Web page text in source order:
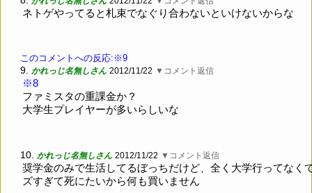
ネトゲやってると札束でなぐり合わないといけないからな
このコメントへの反応:※9
9. かれっじ名無しさん 2012/11/22 ▼コメント返信
※8
ファミスタの重課金か？
大学生プレイヤーが多いらしいな
10. かれっじ名無しさん 2012/11/22 ▼コメント返信
奨学金のみで生活してるぼっちだけど、全く大学行ってなく
ズすぎて死にたいから何も買いません